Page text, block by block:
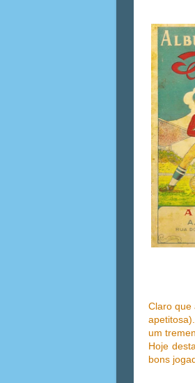
Claro
um
Hoje
bons